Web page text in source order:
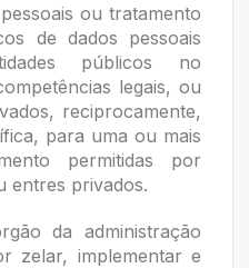
ou tratamento
de dados pessoais
públicos no
legais, ou
reciprocamente,
para uma ou mais
permitidas por
entres privados.
da administração
zelar, implementar e